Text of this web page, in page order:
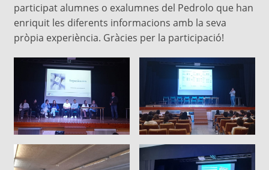
participat alumnes o exalumnes del Pedrolo que han
enriquit les diferents informacions amb la seva
pròpia experiència. Gràcies per la participació!